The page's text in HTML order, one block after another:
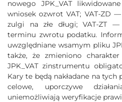
nowego JPK_VAT
wniosek ozwrot VAT; VAT-ZD
zulgi na złe długi; VAT-ZT —
terminu zwrotu podatku.
uwzględniane wsamym pliku
także, że zmieniono
JPK_VAT zinstrumentu
Kary te będą nakładane na
celowe, uporczywe
uniemożliwiają weryfikacje